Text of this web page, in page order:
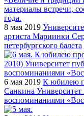
8 мая 2019
артиста Мариинки
петербургского балета
6 мая 2019 К юбилею
Санкина
воспоминаниями